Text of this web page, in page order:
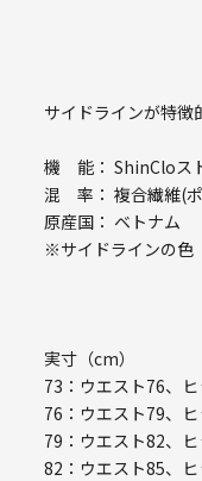
サイドラインが特徴
機 能： ShinCloス
混 率： 複合繊維(
原産国： ベトナム
※サイドラインの色
実寸（cm）
73：ウエスト76、
76：ウエスト79、
79：ウエスト82、
82：ウエスト85、